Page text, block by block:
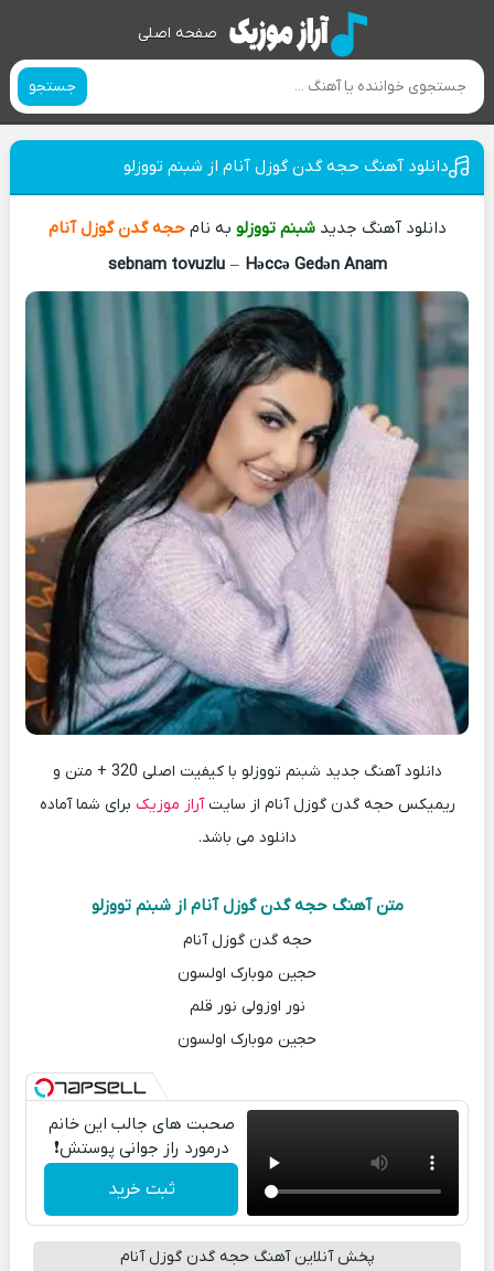
صفحه اصلی
جستجو
دانلود آهنگ حجه گدن گوزل آنام از شبنم تووزلو
دانلود آهنگ جدیدشبنم تووزلو به نامحجه گدن گوزل آنام
sebnam tovuzlu – Həccə Gedən Anam
دانلود آهنگ جدید شبنم تووزلو با کیفیت اصلی 320 + متن و
ریمیکس حجه گدن گوزل آنام از سایتآراز موزیک برای شما آماده
دانلود می باشد.
متن آهنگ حجه گدن گوزل آنام از شبنم تووزلو
حجه گدن گوزل آنام
حجین موبارک اولسون
نور اوزولی نور قلم
حجین موبارک اولسون
صحبت های جالب این خانم
درمورد راز جوانی پوستش❗
ثبت خرید
پخش آنلاین آهنگ حجه گدن گوزل آنام